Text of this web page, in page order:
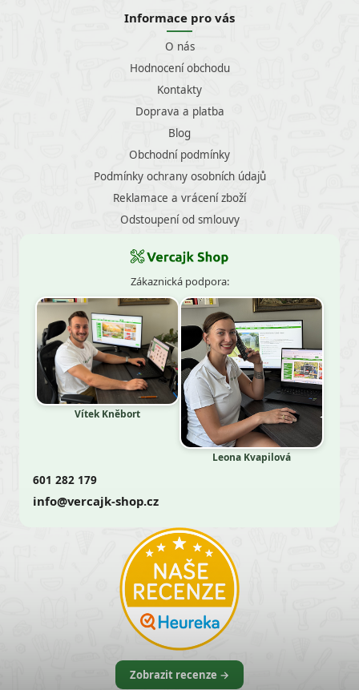
Informace pro vás
O nás
Hodnocení obchodu
Kontakty
Doprava a platba
Blog
Obchodní podmínky
Podmínky ochrany osobních údajů
Reklamace a vrácení zboží
Odstoupení od smlouvy
Zákaznická podpora:
Vítek Kněbort
Leona Kvapilová
601 282 179
info@vercajk-shop.cz
Zobrazit recenze →